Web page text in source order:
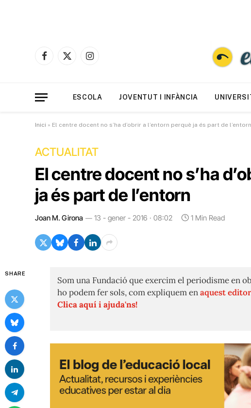
Facebook
X
Instagram
ESCOLA JOVENTUT I INFÀNCIA
Inici » El centre docent no s’ha d’obrir a l’entorn perquè ja és part de l’entorn
ACTUALITAT
El centre docent no s’ha
ja és part de l’entorn
Joan M. Girona 13 - gener - 2016 · 08:02 1 Min Read
SHARE
Som una Fundació que exercim el periodisme en
ho podem fer sols, com expliquem enaquest
Clica aquí i ajuda'ns!